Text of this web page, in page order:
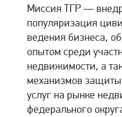
Миссия ТГР —
популяризация
ведения бизнеса,
опытом среди
недвижимости, а
механизмов защиты
услуг на рынке
федерального